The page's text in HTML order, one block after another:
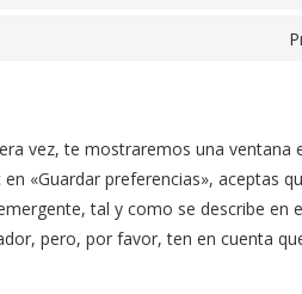
vez, te mostraremos una ventana
«Guardar preferencias», aceptas
tal y como se describe en
pero, por favor, ten en cuenta